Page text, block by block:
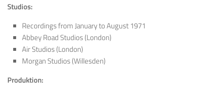
Studios:
Recordings from January to August 1971
Abbey Road Studios (London)
Air Studios (London)
Morgan Studios (Willesden)
Produktion: